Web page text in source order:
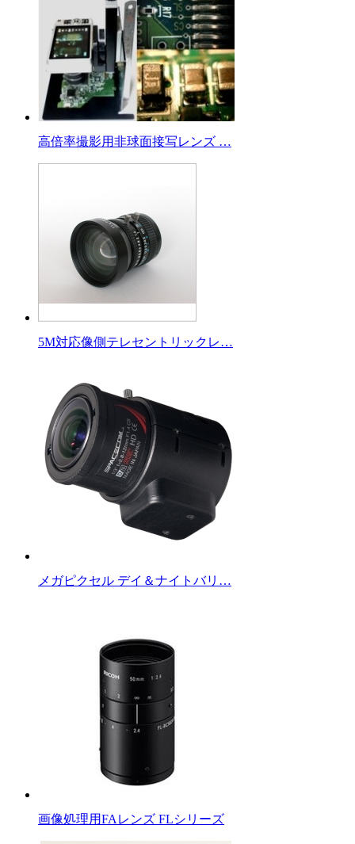
高倍率撮影用非球面接写レンズ …
5M対応像側テレセントリックレ…
メガピクセル デイ＆ナイトバリ…
画像処理用FAレンズ FLシリーズ